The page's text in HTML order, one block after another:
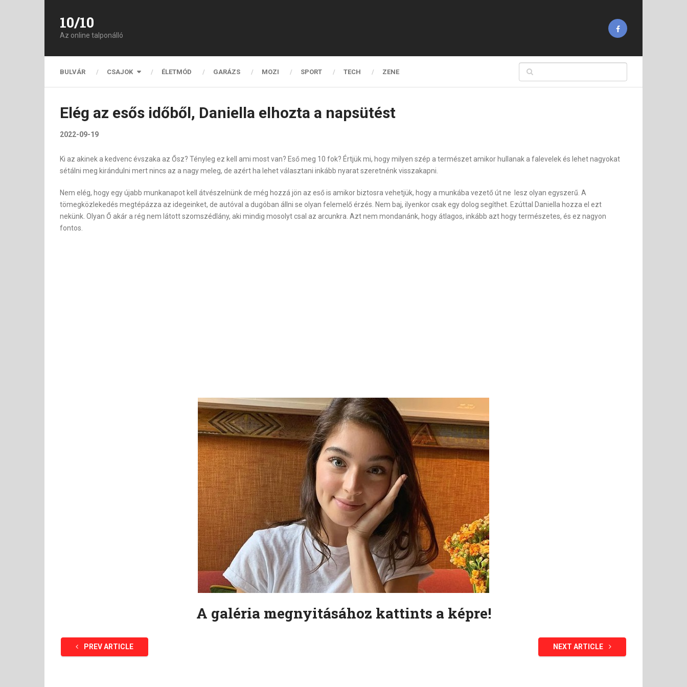
10/10
Az online talponálló
BULVÁR CSAJOK ÉLETMÓD GARÁZS MOZI SPORT TECH ZENE
Elég az esős időből, Daniella elhozta a napsütést
2022-09-19
Ki az akinek a kedvenc évszaka az Ősz? Tényleg ez kell ami most van? Eső meg 10 fok? Értjük mi, hogy milyen szép a természet amikor hullanak a falevelek és lehet nagyokat
sétálni meg kirándulni mert nincs az a nagy meleg, de azért ha lehet választani inkább nyarat szeretnénk visszakapni.
Nem elég, hogy egy újabb munkanapot kell átvészelnünk de még hozzá jön az eső is amikor biztosra vehetjük, hogy a munkába vezető út ne lesz olyan egyszerű. A
tömegközlekedés megtépázza az idegeinket, de autóval a dugóban állni se olyan felemelő érzés. Nem baj, ilyenkor csak egy dolog segíthet. Ezúttal Daniella hozza el ezt
nekünk. Olyan Ő akár a rég nem látott szomszédlány, aki mindig mosolyt csal az arcunkra. Azt nem mondanánk, hogy átlagos, inkább azt hogy természetes, és ez nagyon
fontos.
A galéria megnyitásához kattints a képre!
PREV ARTICLE NEXT ARTICLE